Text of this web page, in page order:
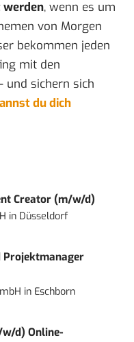
werden, wenn es um
von Morgen
bekommen jeden
mit den
und sichern sich
du dich
Creator (m/w/d)
in Düsseldorf
Projektmanager
in Eschborn
d) Online-